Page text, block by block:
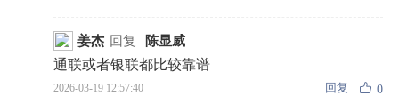
姜杰 回复 陈显威
通联或者银联都比较靠谱
2026-03-19 12:57:40 回复 0